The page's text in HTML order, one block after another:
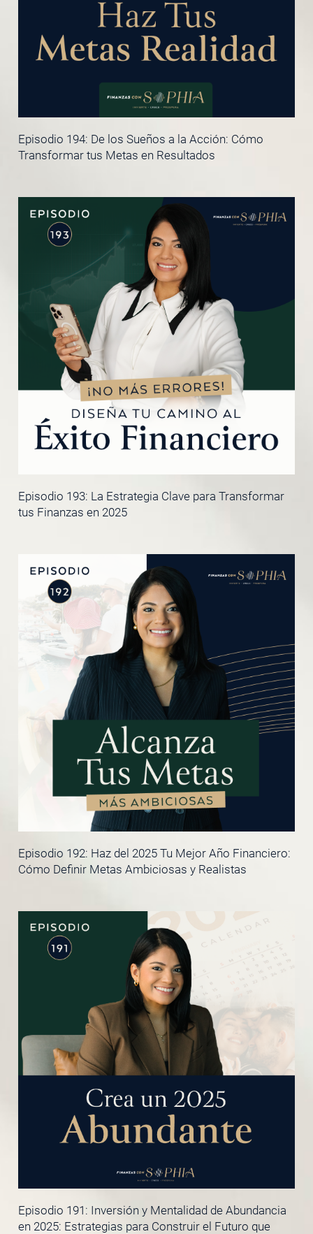
Episodio 194: De los Sueños a la Acción: Cómo
Transformar tus Metas en Resultados
Episodio 193: La Estrategia Clave para Transformar
tus Finanzas en 2025
Episodio 192: Haz del 2025 Tu Mejor Año Financiero:
Cómo Definir Metas Ambiciosas y Realistas
Episodio 191: Inversión y Mentalidad de Abundancia
en 2025: Estrategias para Construir el Futuro que